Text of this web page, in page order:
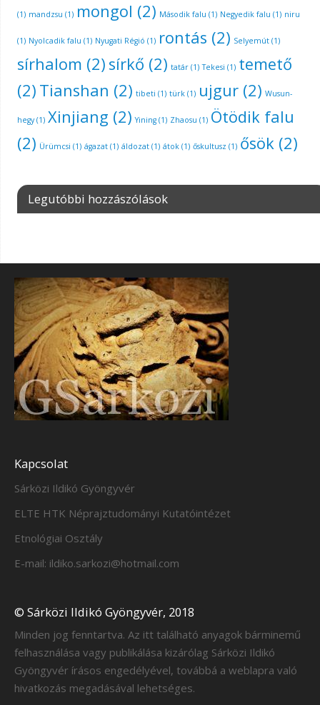
(1) mandzsu (1) mongol (2) Második falu (1) Negyedik falu (1) niru
(1) Nyolcadik falu (1) Nyugati Régió (1) rontás (2) Selyemút(1)
sírhalom (2) sírkő (2) tatár(1) Tekesi (1) temető
(2) Tianshan (2) tibeti (1) türk(1) ujgur(2) Wusun-
hegy(1) Xinjiang (2) Yining(1) Zhaosu (1) Ötödik falu
(2) Ürümcsi (1) ágazat(1) áldozat(1) átok(1) őskultusz (1) ősök(2)
Legutóbbi hozzászólások
Kapcsolat
Sárközi Ildikó Gyöngyvér
ELTE HTK Néprajztudományi Kutatóintézet
Etnológiai Osztály
E-mail: ildiko.sarkozi@hotmail.com
© Sárközi Ildikó Gyöngyvér, 2018
Minden jog fenntartva. Az itt található anyagok bárminemű
felhasználása vagy publikálása kizárólag Sárközi Ildikó
Gyöngyvér írásos engedélyével, továbbá a weblapra való
hivatkozás megadásával lehetséges.